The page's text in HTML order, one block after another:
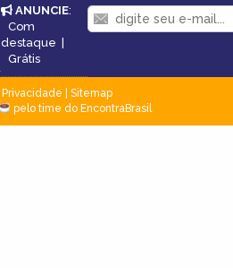
ANUNCIE:
Com
destaque |
Grátis
Privacidade
Sitemap
pelo time do EncontraBrasil